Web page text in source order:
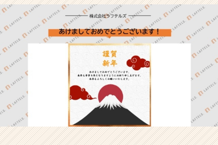
す！
【株
式
ル
ズ
タ